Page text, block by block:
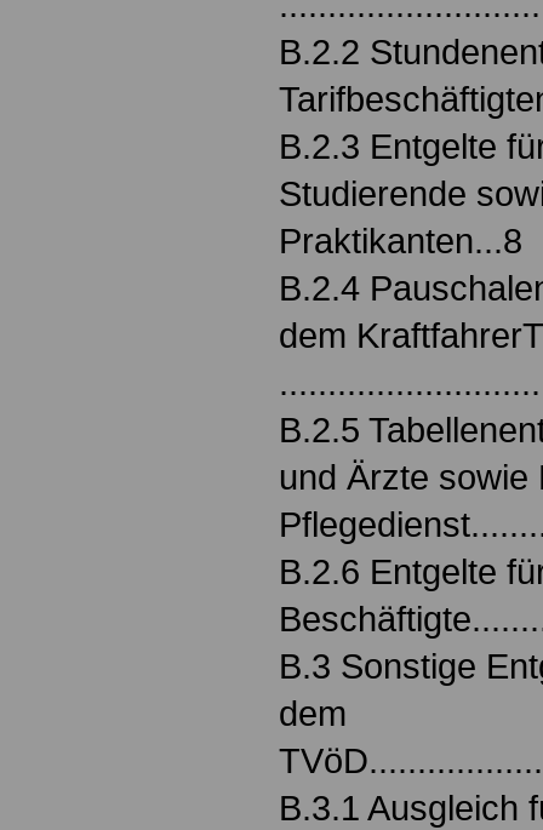
B.2.2
B.2.3 Entgelte
Studierende
Praktikanten...8
B.2.4
dem
B.2.5
und Ärzte sowie
B.2.6 Entgelte
B.3 Sonstige
dem
B.3.1 Ausgleich